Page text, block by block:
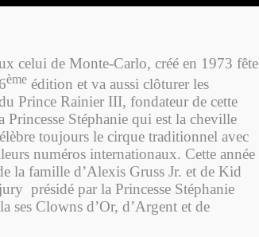
celui de Monte-Carlo, créé en 1973 fête
ème édition et va aussi clôturer les
Prince Rainier III, fondateur de cette
Stéphanie qui est la cheville
toujours le cirque traditionnel avec
numéros internationaux. Cette année
la famille d’Alexis Gruss Jr. et de Kid
présidé par la Princesse Stéphanie
ses Clowns d’Or, d’Argent et de